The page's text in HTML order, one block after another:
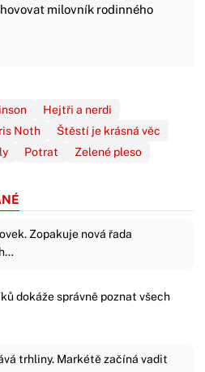
milovník rodinného
Hejtři a nerdi
Noth
Štěstí je krásná věc
Potrat Zelené pleso
Zopakuje nová řada
dokáže správně poznat všech
trhliny. Markétě začíná vadit